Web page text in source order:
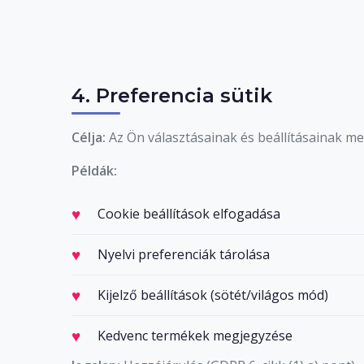
4. Preferencia sütik
Célja: Az Ön választásainak és beállításainak
Példák:
Cookie beállítások elfogadása
Nyelvi preferenciák tárolása
Kijelző beállítások (sötét/világos mód)
Kedvenc termékek megjegyzése